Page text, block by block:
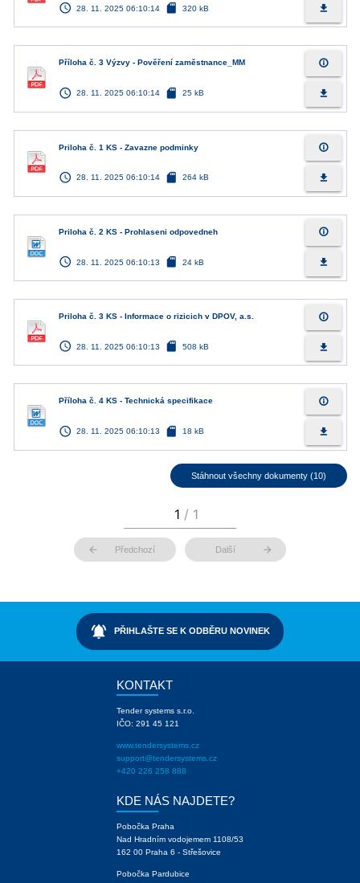
access_time 28. 11. 2025 06:10:14 sd_card 320 kB file_download
Příloha č. 3 Výzvy - Pověření zaměstnance_MM
access_time 28. 11. 2025 06:10:14 sd_card 25 kB
info_outline
file_download
Priloha č. 1 KS - Zavazne podminky
access_time 28. 11. 2025 06:10:14 sd_card 264 kB
info_outline
file_download
Priloha č. 2 KS - Prohlaseni odpovedneh
access_time 28. 11. 2025 06:10:13 sd_card 24 kB
info_outline
file_download
Priloha č. 3 KS - Informace o rizicich v DPOV, a.s.
access_time 28. 11. 2025 06:10:13 sd_card 508 kB
info_outline
file_download
Příloha č. 4 KS - Technická specifikace
access_time 28. 11. 2025 06:10:13 sd_card 18 kB
info_outline
file_download
Stáhnout všechny dokumenty (10)
arrow_back Předchozí Další arrow_forward
notifications_active PŘIHLAŠTE SE K ODBĚRU NOVINEK
KONTAKT
Tender systems s.r.o.
IČO: 291 45 121
www.tendersystems.cz
support@tendersystems.cz
+420 226 258 888
KDE NÁS NAJDETE?
Pobočka Praha
Nad Hradním vodojemem 1108/53
162 00 Praha 6 - Střešovice
Pobočka Pardubice